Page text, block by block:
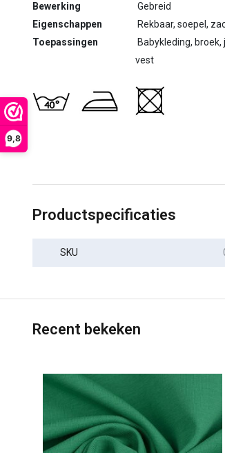
9,8
Bewerking
Gebreid
Eigenschappen
Rekbaar, soepel,
Toepassingen
Babykleding,
vest
Productspecificaties
SKU
Recent bekeken